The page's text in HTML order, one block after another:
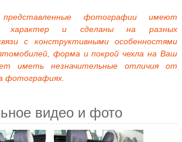
фотографии имеют
характер и сделаны на разных
с конструктивными особенностями
форма и покрой чехла на Ваш
иметь незначительные отличия от
фотографиях.
видео и фото